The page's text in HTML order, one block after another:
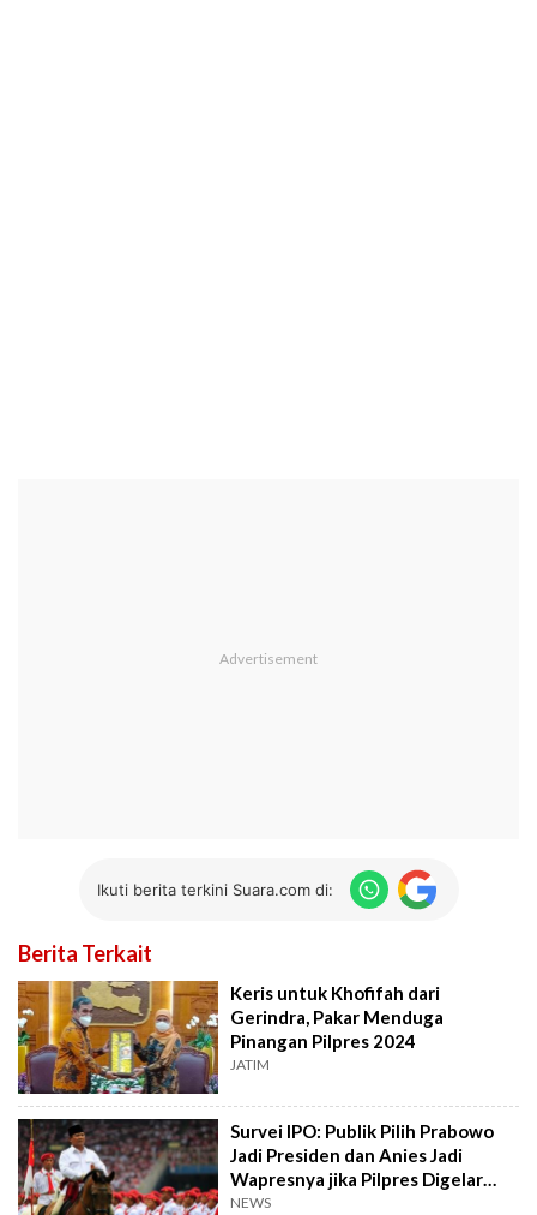
Ikuti berita terkini Suara.com di:
Berita Terkait
Keris untuk Khofifah dari
Gerindra, Pakar Menduga
Pinangan Pilpres 2024
JATIM
Survei IPO: Publik Pilih Prabowo
Jadi Presiden dan Anies Jadi
Wapresnya jika Pilpres Digelar
Hari Ini
NEWS